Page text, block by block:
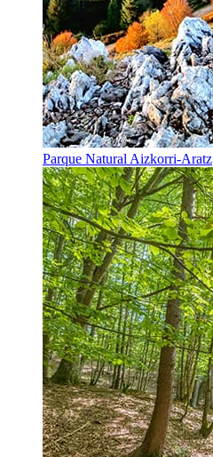
Parque Natural Aizkorri-Aratz